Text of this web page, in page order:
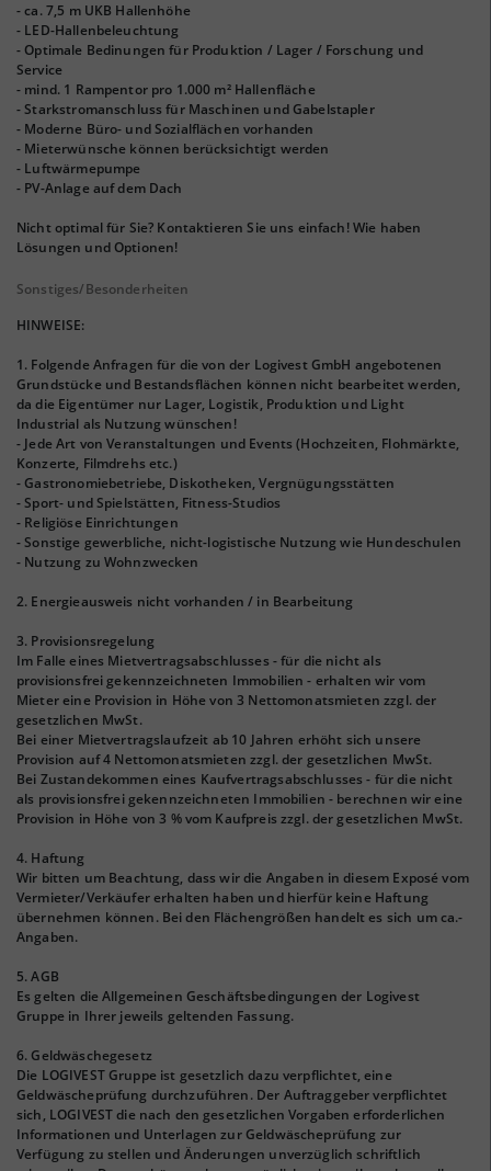
- ca. 7,5 m UKB Hallenhöhe
- LED-Hallenbeleuchtung
- Optimale Bedinungen für Produktion / Lager / Forschung und
Service
- mind. 1 Rampentor pro 1.000 m² Hallenfläche
- Starkstromanschluss für Maschinen und Gabelstapler
- Moderne Büro- und Sozialflächen vorhanden
- Mieterwünsche können berücksichtigt werden
- Luftwärmepumpe
- PV-Anlage auf dem Dach
Nicht optimal für Sie? Kontaktieren Sie uns einfach! Wie haben
Lösungen und Optionen!
Sonstiges/Besonderheiten
HINWEISE:
1. Folgende Anfragen für die von der Logivest GmbH angebotenen
Grundstücke und Bestandsflächen können nicht bearbeitet werden,
da die Eigentümer nur Lager, Logistik, Produktion und Light
Industrial als Nutzung wünschen!
- Jede Art von Veranstaltungen und Events (Hochzeiten, Flohmärkte,
Konzerte, Filmdrehs etc.)
- Gastronomiebetriebe, Diskotheken, Vergnügungsstätten
- Sport- und Spielstätten, Fitness-Studios
- Religiöse Einrichtungen
- Sonstige gewerbliche, nicht-logistische Nutzung wie Hundeschulen
- Nutzung zu Wohnzwecken
2. Energieausweis nicht vorhanden / in Bearbeitung
3. Provisionsregelung
Im Falle eines Mietvertragsabschlusses - für die nicht als
provisionsfrei gekennzeichneten Immobilien - erhalten wir vom
Mieter eine Provision in Höhe von 3 Nettomonatsmieten zzgl. der
gesetzlichen MwSt.
Bei einer Mietvertragslaufzeit ab 10 Jahren erhöht sich unsere
Provision auf 4 Nettomonatsmieten zzgl. der gesetzlichen MwSt.
Bei Zustandekommen eines Kaufvertragsabschlusses - für die nicht
als provisionsfrei gekennzeichneten Immobilien - berechnen wir eine
Provision in Höhe von 3 % vom Kaufpreis zzgl. der gesetzlichen MwSt.
4. Haftung
Wir bitten um Beachtung, dass wir die Angaben in diesem Exposé vom
Vermieter/Verkäufer erhalten haben und hierfür keine Haftung
übernehmen können. Bei den Flächengrößen handelt es sich um ca.-
Angaben.
5. AGB
Es gelten die Allgemeinen Geschäftsbedingungen der Logivest
Gruppe in Ihrer jeweils geltenden Fassung.
6. Geldwäschegesetz
Die LOGIVEST Gruppe ist gesetzlich dazu verpflichtet, eine
Geldwäscheprüfung durchzuführen. Der Auftraggeber verpflichtet
sich, LOGIVEST die nach den gesetzlichen Vorgaben erforderlichen
Informationen und Unterlagen zur Geldwäscheprüfung zur
Verfügung zu stellen und Änderungen unverzüglich schriftlich